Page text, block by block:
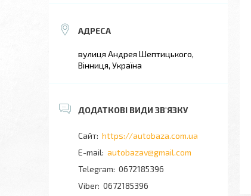
вулиця Андрея Шептицького,
Вінниця, Україна
https://autobaza.com.ua
autobazav@gmail.com
0672185396
0672185396